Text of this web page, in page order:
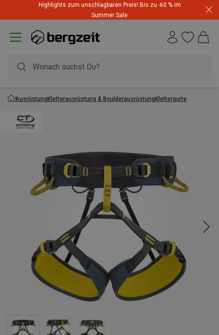
Highlights zum unschlagbaren Preis! Bis zu -60 % im
Summer Sale
AusrüstungKletterausrüstung & BoulderausrüstungKlettergurte